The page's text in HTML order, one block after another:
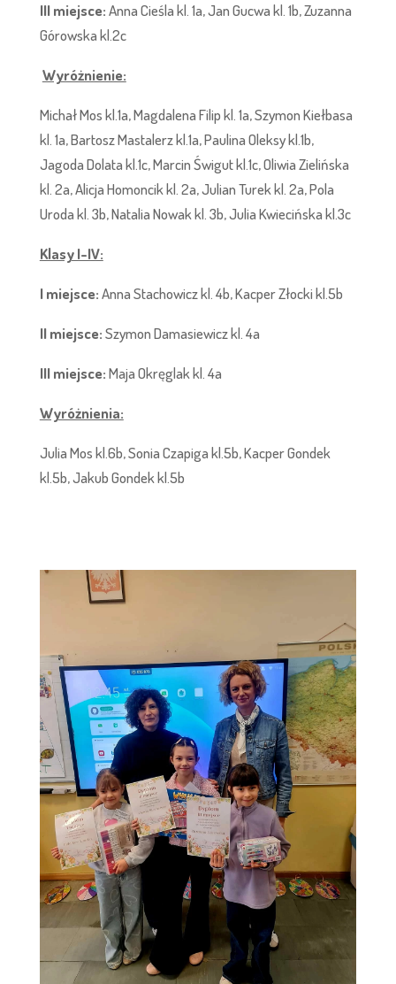
III miejsce:Anna Cieśla kl. 1a, Jan Gucwa kl. 1b, Zuzanna
Górowska kl.2c
Wyróżnienie:
Michał Mos kl.1a, Magdalena Filip kl. 1a, Szymon Kiełbasa
kl. 1a, Bartosz Mastalerz kl.1a, Paulina Oleksy kl.1b,
Jagoda Dolata kl.1c, Marcin Świgut kl.1c, Oliwia Zielińska
kl. 2a, Alicja Homoncik kl. 2a, Julian Turek kl. 2a, Pola
Uroda kl. 3b, Natalia Nowak kl. 3b, Julia Kwiecińska kl.3c
Klasy I-IV:
I miejsce:Anna Stachowicz kl. 4b, Kacper Złocki kl.5b
II miejsce:Szymon Damasiewicz kl. 4a
III miejsce:Maja Okręglak kl. 4a
Wyróżnienia:
Julia Mos kl.6b, Sonia Czapiga kl.5b, Kacper Gondek
kl.5b, Jakub Gondek kl.5b